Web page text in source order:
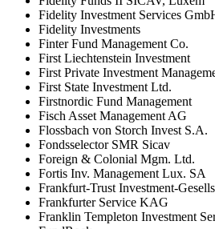
Fidelity Investment Services
Fidelity Investments
Finter Fund Management Co.
First Liechtenstein Investment
First Private Investment
First State Investment Ltd.
Firstnordic Fund Management
Fisch Asset Management AG
Flossbach von Storch Invest S.A.
Fondsselector SMR Sicav
Foreign & Colonial Mgm. Ltd.
Fortis Inv. Management Lux. SA
Frankfurt-Trust Investment-
Frankfurter Service KAG
Franklin Templeton Investment